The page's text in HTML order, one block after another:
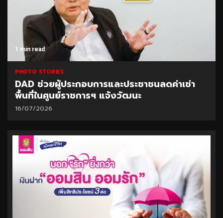
1 min read
PHOTO STORIES
DAD ช่วยผู้ประกอบการและประชาชนลดค่าเช่า
พื้นที่ในศูนย์ราชการฯ แจ้งวัฒนะ
16/07/2026